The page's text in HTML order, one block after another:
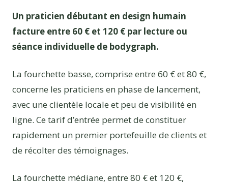
Un praticien débutant en design humain
facture entre 60 € et 120 € par lecture ou
séance individuelle de bodygraph.
La fourchette basse, comprise entre 60 € et 80 €,
concerne les praticiens en phase de lancement,
avec une clientèle locale et peu de visibilité en
ligne. Ce tarif d’entrée permet de constituer
rapidement un premier portefeuille de clients et
de récolter des témoignages.
La fourchette médiane, entre 80 € et 120 €,